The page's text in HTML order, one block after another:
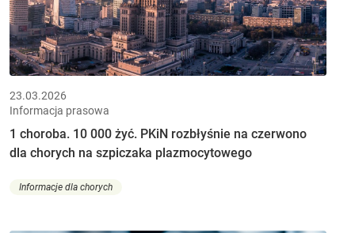
23.03.2026
Informacja prasowa
1 choroba. 10 000 żyć. PKiN rozbłyśnie na czerwono
dla chorych na szpiczaka plazmocytowego
Informacje dla chorych